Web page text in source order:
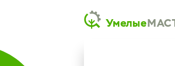
Умелые